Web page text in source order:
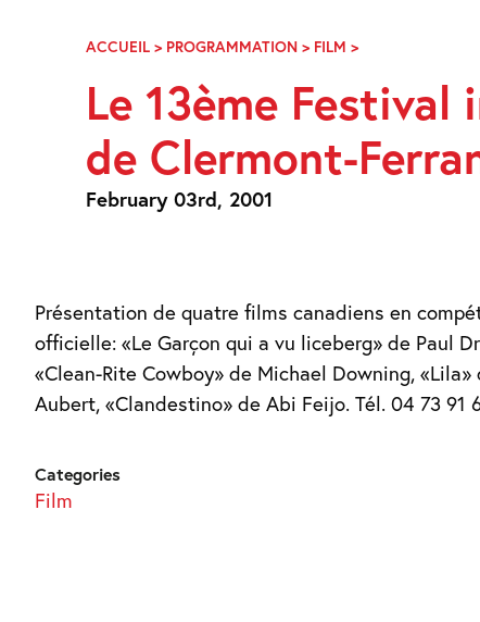
NavigationACCUEIL > PROGRAMMATION > FILM >LE
FESTIVAL
INTERNATIONAL
DU
COURT
Le 13ème
de Clermont-
February 03rd, 2001
Présentation de quatre films canadiens en
officielle: «Le Garçon qui a vu liceberg» de Paul
«Clean-Rite Cowboy» de Michael Downing, «Lila»
Aubert, «Clandestino» de Abi Feijo. Tél.
Categories
Film